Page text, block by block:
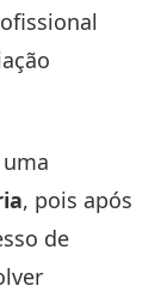
, pois após
de